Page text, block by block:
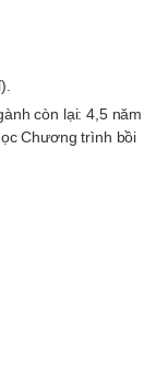
còn lại: 4,5 năm
Chương trình bồi